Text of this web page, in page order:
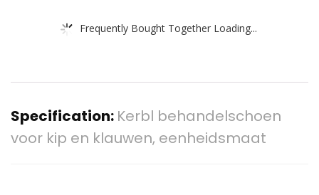
Frequently Bought Together Loading...
Specification: Kerbl behandelschoen
voor kip en klauwen, eenheidsmaat